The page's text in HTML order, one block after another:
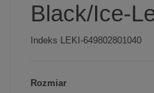
Black/Ice-
Indeks LEKI-649802801040
Rozmiar